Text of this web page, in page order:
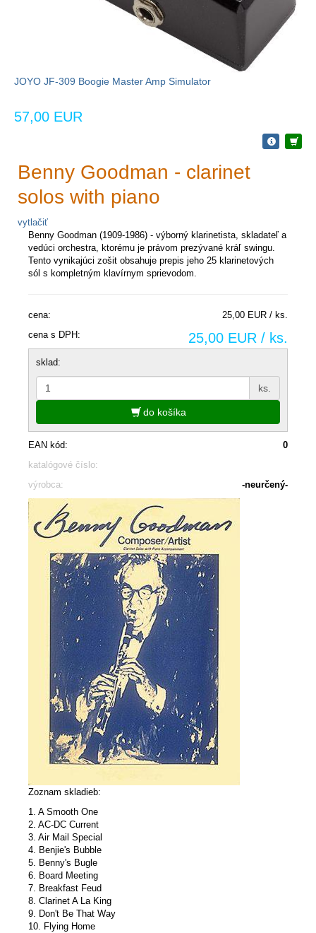
JOYO JF-309 Boogie Master Amp Simulator
57,00 EUR
Benny Goodman - clarinet
solos with piano
vytlačiť
Benny Goodman (1909-1986) - výborný klarinetista, skladateľ a
vedúci orchestra, ktorému je právom prezývané kráľ swingu.
Tento vynikajúci zošit obsahuje prepis jeho 25 klarinetových
sól s kompletným klavírnym sprievodom.
cena:
25,00 EUR / ks.
cena s DPH:
25,00 EUR / ks.
sklad:
ks.
do košíka
EAN kód:
0
katalógové číslo:
výrobca:
-neurčený-
Zoznam skladieb:
1. A Smooth One
2. AC-DC Current
3. Air Mail Special
4. Benjie's Bubble
5. Benny's Bugle
6. Board Meeting
7. Breakfast Feud
8. Clarinet A La King
9. Don't Be That Way
10. Flying Home